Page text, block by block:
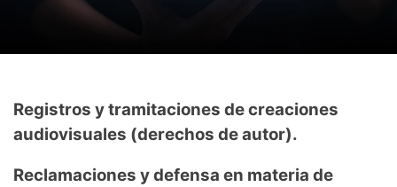
Registros y tramitaciones de creaciones
audiovisuales (derechos de autor).
Reclamaciones y defensa en materia de